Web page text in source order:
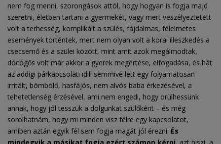
nem fog menni, szorongások attól, hogy hogyan is fogja majd
szeretni, életben tartani a gyermekét, vagy mert veszélyeztetett
volt a terhesség, komplikált a szülés, fájdalmas, félelmetes
események történtek, mert nem olyan volt a korai illeszkedés a
csecsemő és a szülei között, mint amit azok megálmodtak,
döcögős volt már akkor a gyerek megértése, elfogadása, és hát
az addigi párkapcsolati idill semmivé lett egy folyamatosan
irritált, bömbölő, hasfájós, nem alvós baba érkezésével, a
tehetetlenség érzésével, ami nem engedi, hogy örülhessünk
annak, hogy jól tesszük a dolgunkat szülőként – és még
sorolhatnám, hogy mi minden visz félre egy kapcsolatot,
amiben aztán egyik fél sem fogja magát jól érezni. És
mindegyik a másikat fogja ezért számon kérni, azt hiszi, a